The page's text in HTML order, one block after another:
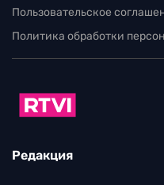
Пользовательское
Политика обработки
Редакция